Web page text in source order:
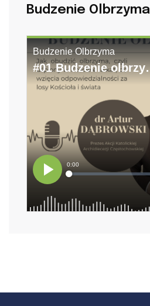
Budzenie Olbrzyma